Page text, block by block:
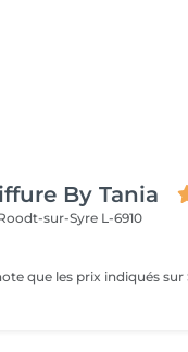
By Tania
sur-Syre L-6910